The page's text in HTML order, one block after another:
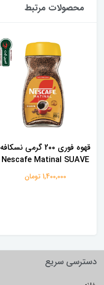
محصولات مرتبط
قهوه فوری 2۰۰ گرمی نسکافه
Nescafe Matinal SUAVE
1,400,000 تومان
دسترسی سریع